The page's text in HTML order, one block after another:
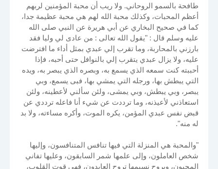
طافحة بالسمو الروحاني. ولا ريب أن محبة المؤمنين لربهم
أعظم المحبات، وكذلك محبة الله لهم هي محبة عظيمة جدا،
كما في صحيح البخاري عن أبي هريرة عن النبي صلى الله
عليه وسلم قال : "يقول الله تعالى : من عادى لي وليا فقد
بارزني بالمحاربة، وما تقرب إلي عبدي بمثل أداء ما افترضت
عليه، ولا يزال عبدي يتقرب إلي بالنوافل حتى أحبه، فإذا
أحببته كنت سمعه الذي يسمع به، وبصره الذي يبصر به، ويده
التي يبطش بها، ورجله التي يمشي بها، فبى يسمع، وبي
يبصر، وبي يبطش، وبي يمشى، ولئن سألني لأعطينه، ولئن
استعاذني لأعيذنه، وما ترددت عن شيء أنا فاعله ترددي عن
قبض نفس عبدي المؤمن، يكره الموت، وأكره مساءته، ولا بد
له منه".
"والمحبة هي المنزلة التي فيها تنافس المتنافسون، وإليها
شخص العاملون، وإلى علمها شمر السابقون، وعليها تفاني
المحبون، وبروح نسيمها تروح العابدون، فهي قوت القلوب،